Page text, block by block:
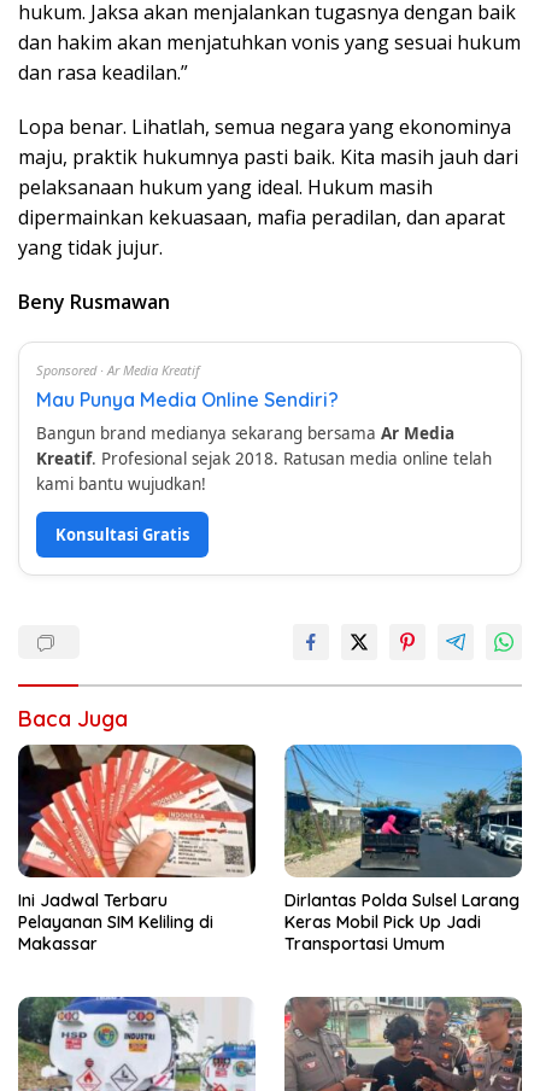
hukum. Jaksa akan menjalankan tugasnya dengan baik
dan hakim akan menjatuhkan vonis yang sesuai hukum
dan rasa keadilan.”
Lopa benar. Lihatlah, semua negara yang ekonominya
maju, praktik hukumnya pasti baik. Kita masih jauh dari
pelaksanaan hukum yang ideal. Hukum masih
dipermainkan kekuasaan, mafia peradilan, dan aparat
yang tidak jujur.
Beny Rusmawan
Sponsored · Ar Media Kreatif
Mau Punya Media Online Sendiri?
Bangun brand medianya sekarang bersama Ar Media
Kreatif. Profesional sejak 2018. Ratusan media online telah
kami bantu wujudkan!
Konsultasi Gratis
Baca Juga
Ini Jadwal Terbaru
Pelayanan SIM Keliling di
Makassar
Dirlantas Polda Sulsel Larang
Keras Mobil Pick Up Jadi
Transportasi Umum